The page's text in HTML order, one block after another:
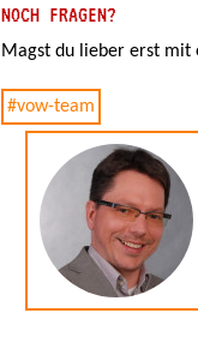
NOCH FRAGEN?
Magst du lieber erst mit